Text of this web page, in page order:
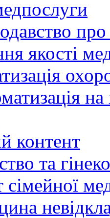
якості
контент
та
сімейної